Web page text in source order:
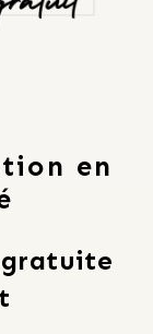
en
gratuite